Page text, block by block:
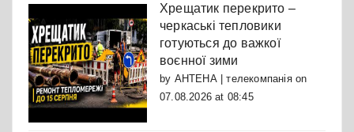
Хрещатик перекрито –
черкаські тепловики
готуються до важкої
воєнної зими
by АНТЕНА | телекомпаніяon
07.08.2026 at 08:45